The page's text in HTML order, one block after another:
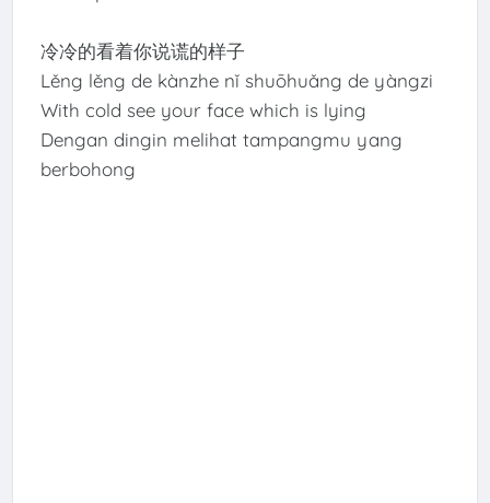
冷冷的看着你说谎的样子
Lěng lěng de kànzhe nǐ shuōhuǎng de yàngzi
With cold see your face which is lying
Dengan dingin melihat tampangmu yang
berbohong